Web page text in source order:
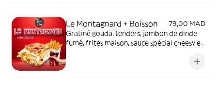
Le Montagnard + Boisson
79,00 MAD
Gratiné gouda, tenders, jambon de dinde
fumé, frites maison, sauce spécial cheesy et